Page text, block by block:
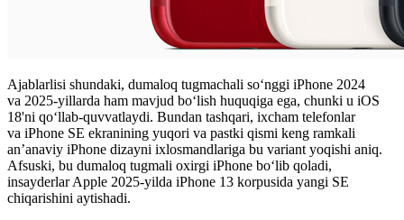
Ajablarlisi shundaki, dumaloq tugmachali soʻnggi iPhone 2024
va 2025-yillarda ham mavjud boʻlish huquqiga ega, chunki u iOS
18'ni qoʻllab-quvvatlaydi. Bundan tashqari, ixcham telefonlar
va iPhone SE ekranining yuqori va pastki qismi keng ramkali
an’anaviy iPhone dizayni ixlosmandlariga bu variant yoqishi aniq.
Afsuski, bu dumaloq tugmali oxirgi iPhone boʻlib qoladi,
insayderlar Apple 2025-yilda iPhone 13 korpusida yangi SE
chiqarishini aytishadi.